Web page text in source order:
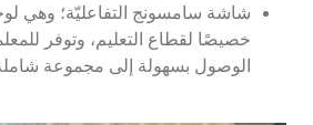
شاشة سامسونج التفاعليّة؛ وهي
خصيصًا لقطاع التعليم، وتوفر
الوصول بسهولة إلى مجموعة شاملة